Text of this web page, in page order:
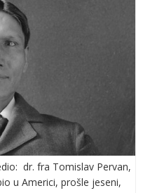
dr. fra Tomislav Pervan,
u Americi, prošle jeseni,